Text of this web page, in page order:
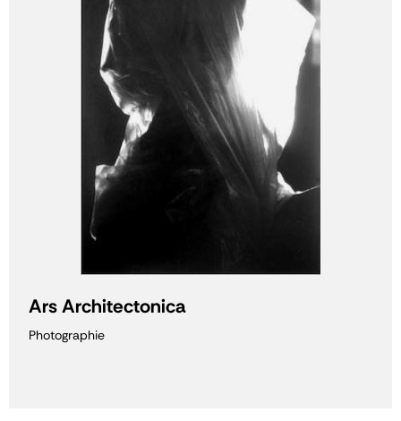
Ars Architectonica
Photographie